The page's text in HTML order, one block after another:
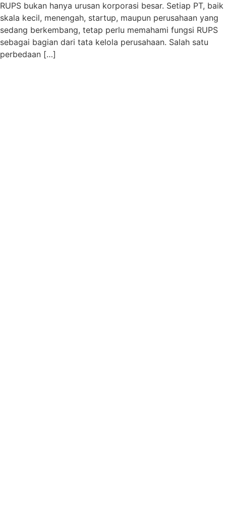
RUPS bukan hanya urusan korporasi besar. Setiap PT, baik
skala kecil, menengah, startup, maupun perusahaan yang
sedang berkembang, tetap perlu memahami fungsi RUPS
sebagai bagian dari tata kelola perusahaan. Salah satu
perbedaan […]